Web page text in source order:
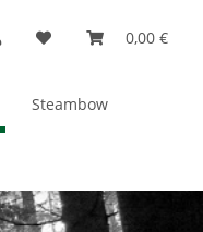
0,00 €
Steambow